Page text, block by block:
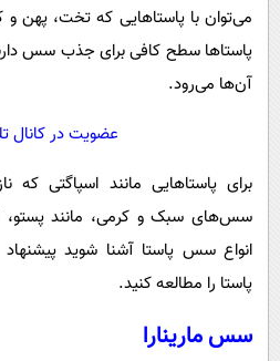
می‌توان با پاستاهایی که تخت، پهن
پاستاها سطح کافی برای جذب سس
آن‌ها می‌رود.
عضویت در کانال
برای پاستاهایی مانند اسپاگتی که
سس‌های سبک و کرمی، مانند پستو،
انواع سس پاستا آشنا شوید
پاستا را مطالعه کنید.
سس مارینارا